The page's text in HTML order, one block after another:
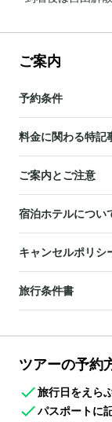
ご案内
予約条件
料金に関わる特記
ご案内とご注意
宿泊ホテルについ
キャンセルポリシ
旅行条件書
ツアーの予約
旅行日をえら
パスポートに